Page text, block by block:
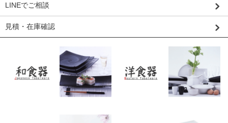
LINEでご相談
見積・在庫確認